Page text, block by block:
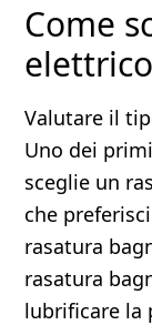
Come
elettrico
Valutare il
Uno dei
sceglie un
che
rasatura
rasatura
lubrificare la